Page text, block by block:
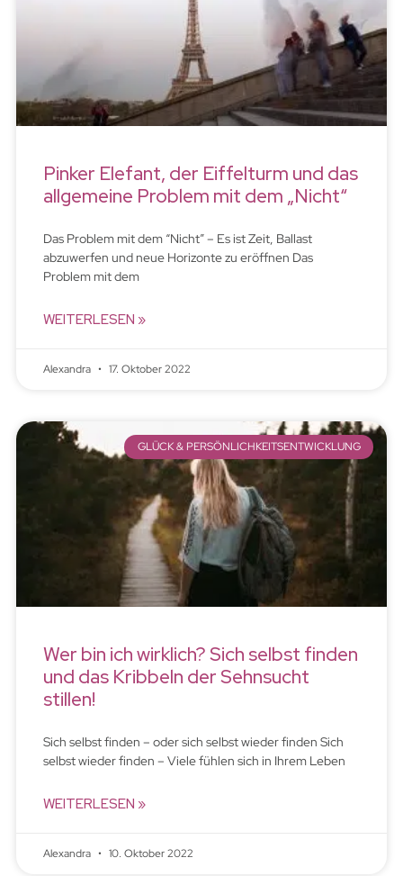
Pinker Elefant, der Eiffelturm und das
allgemeine Problem mit dem „Nicht“
Das Problem mit dem “Nicht” – Es ist Zeit, Ballast
abzuwerfen und neue Horizonte zu eröffnen Das
Problem mit dem
WEITERLESEN »
Alexandra 17. Oktober 2022
GLÜCK & PERSÖNLICHKEITSENTWICKLUNG
Wer bin ich wirklich? Sich selbst finden
und das Kribbeln der Sehnsucht
stillen!
Sich selbst finden – oder sich selbst wieder finden Sich
selbst wieder finden – Viele fühlen sich in Ihrem Leben
WEITERLESEN »
Alexandra 10. Oktober 2022